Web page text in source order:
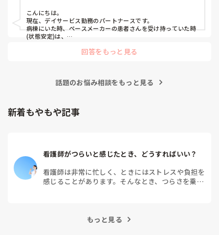
こんにちは。
現在、デイサービス勤務のパートナースです。
病棟にいた時、ペースメーカーの患者さんを受け持っていた時
(状態安定)は、
ペースメーカーがきちんと作動されていない・不整脈のサイン
参考になれば幸いです。
回答をもっと見る
話題のお悩み相談をもっと見る
新着もやもや記事
看護師がつらいと感じたとき、どうすればいい？
看護師は非常に忙しく、ときにはストレスや負担を
感じることがあります。そんなとき、つらさを乗り
もっと見る